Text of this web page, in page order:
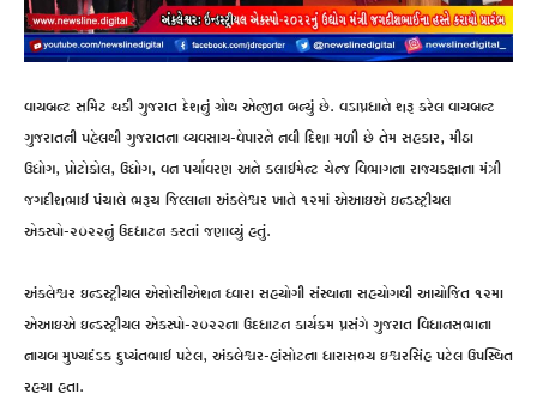
વાયબ્રન્ટ સમિટ થકી ગુજરાત દેશનું ગ્રોથ એન્જીન બન્યું છે. વડાપ્રધાને શરૂ કરેલ વાયબ્રન્ટ
ગુજરાતની પહેલથી ગુજરાતના વ્યવસાય-વેપારને નવી દિશા મળી છે તેમ સહકાર, મીઠા
ઉદ્યોગ, પ્રોટોકોલ, ઉદ્યોગ, વન પર્યાવરણ અને ક્લાઈમેન્ટ ચેન્જ વિભાગના રાજ્યકક્ષાના મંત્રી
જગદીશભાઈ પંચાલે ભરૂચ જિલ્લાના અંકલેશ્વર ખાતે ૧૨માં એઆઇએ ઇન્ડસ્ટ્રીયલ
એકસ્પો-૨૦૨૨નું ઉદધાટન કરતાં જણાવ્યું હતું.
અંકલેશ્વર ઇન્ડસ્ટ્રીયલ એસોસીએશન ધ્વારા સહયોગી સંસ્થાના સહયોગથી આયોજિત ૧૨મા
એઆઇએ ઇન્ડસ્ટ્રીયલ એકસ્પો-૨૦૨૨ના ઉદધાટન કાર્યક્રમ પ્રસંગે ગુજરાત વિધાનસભાના
નાયબ મુખ્યદંડક દુષ્યંતભાઈ પટેલ, અંકલેશ્વર-હાંસોટના ધારાસભ્ય ઇશ્વરસિંહ પટેલ ઉપસ્થિત
રહયા હતા.